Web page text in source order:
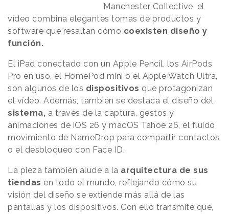
Manchester Collective, el
vídeo combina elegantes tomas de productos y
software que resaltan cómo coexisten diseño y
función.
El iPad conectado con un Apple Pencil, los AirPods
Pro en uso, el HomePod mini o el Apple Watch Ultra,
son algunos de los dispositivos que protagonizan
el vídeo. Además, también se destaca el diseño del
sistema, a través de la captura, gestos y
animaciones de iOS 26 y macOS Tahoe 26, el fluido
movimiento de NameDrop para compartir contactos
o el desbloqueo con Face ID.
La pieza también alude a la arquitectura de sus
tiendas en todo el mundo, reflejando cómo su
visión del diseño se extiende más allá de las
pantallas y los dispositivos. Con ello transmite que,